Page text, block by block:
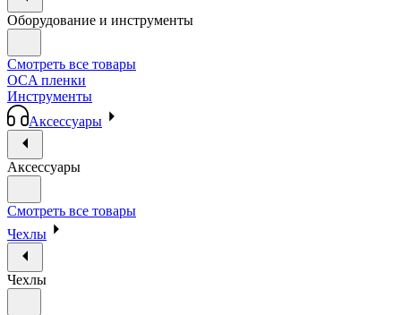
Оборудование и инструменты
Смотреть все товары
OCA пленки
Инструменты
Аксессуары
Аксессуары
Смотреть все товары
Чехлы
Чехлы